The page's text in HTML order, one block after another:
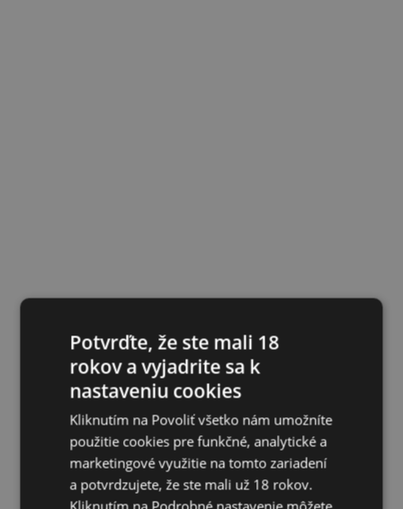
Potvrďte, že ste mali 18
rokov a vyjadrite sa k
nastaveniu cookies
Kliknutím na Povoliť všetko nám umožníte
použitie cookies pre funkčné, analytické a
marketingové využitie na tomto zariadení
a potvrdzujete, že ste mali už 18 rokov.